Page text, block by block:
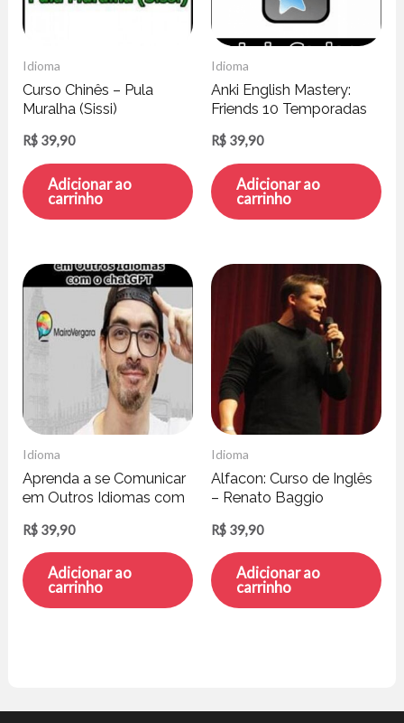
Idioma
Curso Chinês – Pula
Muralha (Sissi)
R$ 39,90
Adicionar ao
carrinho
Idioma
Anki English Mastery:
Friends 10 Temporadas
R$ 39,90
Adicionar ao
carrinho
Idioma
Aprenda a se Comunicar
em Outros Idiomas com
Vergara
R$ 39,90
Adicionar ao
carrinho
Idioma
Alfacon: Curso de Inglês
– Renato Baggio
R$ 39,90
Adicionar ao
carrinho